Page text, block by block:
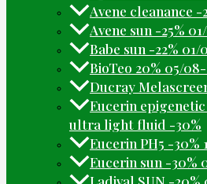
Avene cleanance
Avene sun -25%
Babe sun -22% 01/
BioTeo 20% 05/
Ducray
Eucerin
ultra light fluid -30%
Eucerin PH5 -30%
Eucerin sun -30%